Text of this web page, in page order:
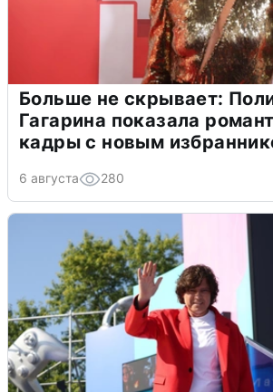
Больше не скрывает:
Гагарина показала
кадры с новым
6 августа 280